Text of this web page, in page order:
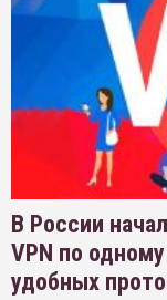
В России
VPN по
удобных